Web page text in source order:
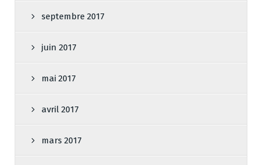
septembre 2017
juin 2017
mai 2017
avril 2017
mars 2017